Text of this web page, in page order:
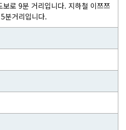
로 9분 거리입니다. 지하철 이쯔쯔
분거리입니다.